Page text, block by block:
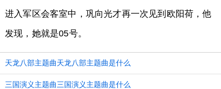
进入军区会客室中，巩向光才再一次见到欧阳荷，他
发现，她就是05号。
天龙八部主题曲天龙八部主题曲是什么
三国演义主题曲三国演义主题曲是什么